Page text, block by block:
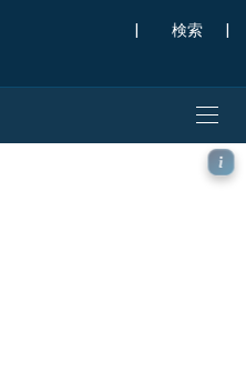
| |
モデル -